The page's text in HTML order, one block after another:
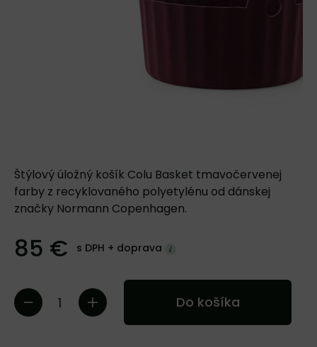
Štýlový úložný košík Colu Basket tmavočervenej
farby z recyklovaného polyetylénu od dánskej
značky Normann Copenhagen.
85 € s DPH + doprava
Do košíka